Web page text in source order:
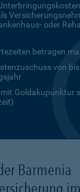
oder
betragen
von bis
Goldakupunktur
Barmenia